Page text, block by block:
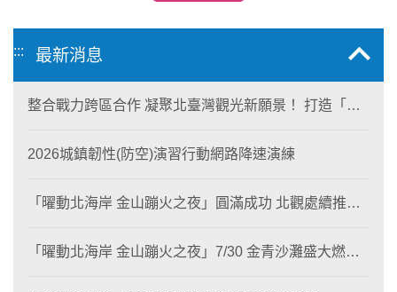
::: 最新消息
整合戰力跨區合作 凝聚北臺灣觀光新願景！ 打造「生
2026城鎮韌性(防空)演習行動網路降速演練
「曜動北海岸 金山蹦火之夜」圓滿成功 北觀處續推照
「曜動北海岸 金山蹦火之夜」7/30 金青沙灘盛大燃